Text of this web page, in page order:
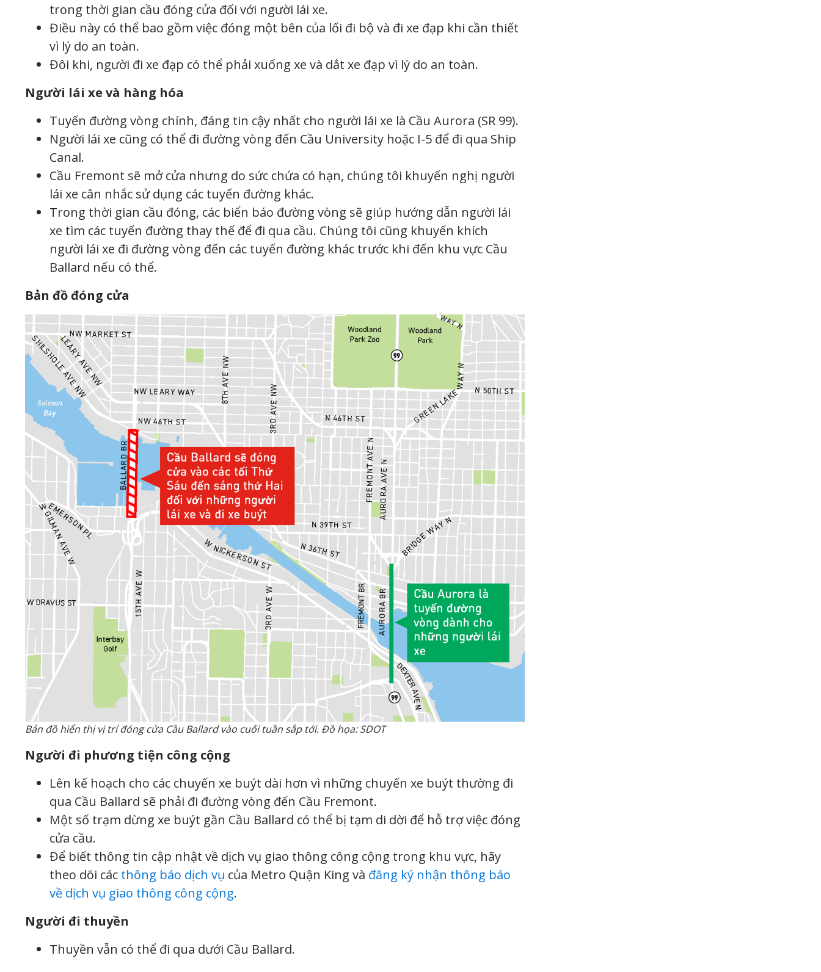
trong thời gian cầu đóng cửa đối với người lái xe.
Điều này có thể bao gồm việc đóng một bên của lối đi bộ và đi xe đạp khi cần thiết
vì lý do an toàn.
Đôi khi, người đi xe đạp có thể phải xuống xe và dắt xe đạp vì lý do an toàn.
Người lái xe và hàng hóa
Tuyến đường vòng chính, đáng tin cậy nhất cho người lái xe là Cầu Aurora (SR 99).
Người lái xe cũng có thể đi đường vòng đến Cầu University hoặc I-5 để đi qua Ship
Canal.
Cầu Fremont sẽ mở cửa nhưng do sức chứa có hạn, chúng tôi khuyến nghị người
lái xe cân nhắc sử dụng các tuyến đường khác.
Trong thời gian cầu đóng, các biển báo đường vòng sẽ giúp hướng dẫn người lái
xe tìm các tuyến đường thay thế để đi qua cầu. Chúng tôi cũng khuyến khích
người lái xe đi đường vòng đến các tuyến đường khác trước khi đến khu vực Cầu
Ballard nếu có thể.
Bản đồ đóng cửa
Bản đồ hiển thị vị trí đóng cửa Cầu Ballard vào cuối tuần sắp tới. Đồ họa: SDOT
Người đi phương tiện công cộng
Lên kế hoạch cho các chuyến xe buýt dài hơn vì những chuyến xe buýt thường đi
qua Cầu Ballard sẽ phải đi đường vòng đến Cầu Fremont.
Một số trạm dừng xe buýt gần Cầu Ballard có thể bị tạm di dời để hỗ trợ việc đóng
cửa cầu.
Để biết thông tin cập nhật về dịch vụ giao thông công cộng trong khu vực, hãy
theo dõi các thông báo dịch vụ của Metro Quận King và đăng ký nhận thông báo
về dịch vụ giao thông công cộng.
Người đi thuyền
Thuyền vẫn có thể đi qua dưới Cầu Ballard.